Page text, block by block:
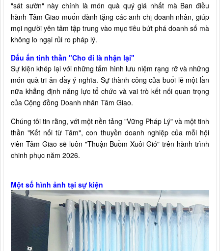
"sát sườn" này chính là món quà quý giá nhất mà Ban điều
hành Tâm Giao muốn dành tặng các anh chị doanh nhân, giúp
mọi người yên tâm tập trung vào mục tiêu bứt phá doanh số mà
không lo ngại rủi ro pháp lý.
Dấu ấn tinh thần "Cho đi là nhận lại"
Sự kiện khép lại với những tấm hình lưu niệm rạng rỡ và những
món quà tri ân đầy ý nghĩa. Sự thành công của buổi lễ một lần
nữa khẳng định năng lực tổ chức và vai trò kết nối quan trọng
của Cộng đồng Doanh nhân Tâm Giao.
Chúng tôi tin rằng, với một nền tảng "Vững Pháp Lý" và một tinh
thần "Kết nối từ Tâm", con thuyền doanh nghiệp của mỗi hội
viên Tâm Giao sẽ luôn "Thuận Buồm Xuôi Gió" trên hành trình
chinh phục năm 2026.
Một số hình ảnh tại sự kiện